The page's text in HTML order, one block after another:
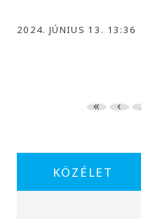
2024. JÚNIUS 13. 13:36
KÖZÉLET